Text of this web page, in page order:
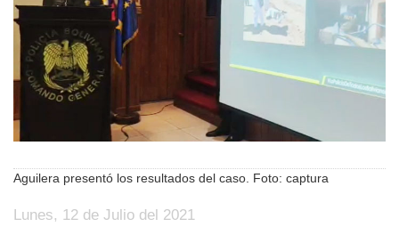
Aguilera presentó los resultados del caso. Foto: captura
Lunes, 12 de Julio del 2021